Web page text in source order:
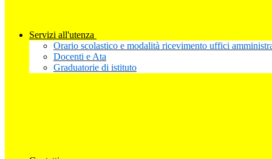
Servizi all'utenza
Orario scolastico e modalità ricevimento uffici
Docenti e Ata
Graduatorie di istituto